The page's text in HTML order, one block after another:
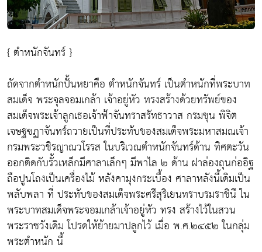
{ ตำหนักจันทร์ }
ถัดจากตำหนักปั้นหยาคือ ตำหนักจันทร์ เป็นตำหนักที่พระบาท
สมเด็จ พระจุลจอมเกล้า เจ้าอยู่หัว ทรงสร้างด้วยทรัพย์ของ
สมเด็จพระเจ้าลูกเธอเจ้าฟ้าจันทราสรัทธาวาส กรมขุน พิจิต
เจษฐฃฏาจันทร์ถวายเป็นที่ประทับของสมเด็จพระมหาสมณเจ้า
กรมพระวชิรญาณวโรรส ในบริเวณตำหนักจันทร์ด้าน ทิศตะวัน
ออกติดกับรั้วเหล็กมีศาลาเล็กๆ มีพาไล ๒ ด้าน ฝาล่องถุนก่ออิฐ
ถือปูนโถงเป็นเครื่องไม้ หลังคามุงกระเบื้อง ศาลาหลังนี้เดิมเป็น
พลับพลา ที่ ประทับของสมเด็จพระศรีสุริเยนทราบรมราชินี ใน
พระบาทสมเด็จพระจอมเกล้าเจ้าอยู่หัว ทรง สร้างไว้ในสวน
พระราชวังเดิม โปรดให้ย้ายมาปลูกไว้ เมื่อ พ.ศ.๒๔๕๒ ในกลุ่ม
พระตำหนัก นี้